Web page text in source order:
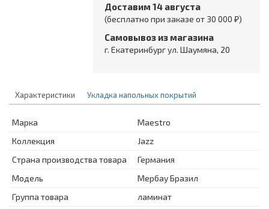
Доставим 14 августа
(бесплатно при заказе от 30 000 ₽)
Самовывоз из магазина
г. Екатеринбург ул. Шаумяна, 20
Характеристики Укладка напольных покрытий
Марка
Maestro
Коллекция
Jazz
Страна производства товара
Германия
Модель
Мербау Бразил
Группа товара
ламинат